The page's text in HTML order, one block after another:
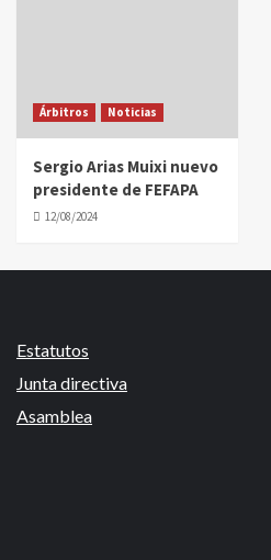
Árbitros Noticias
Sergio Arias Muixi nuevo
presidente de FEFAPA
12/08/2024
Estatutos
Junta directiva
Asamblea